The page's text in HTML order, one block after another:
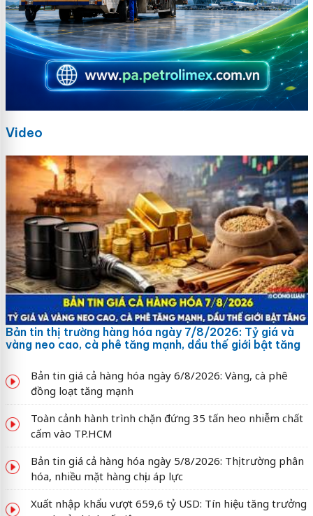
Video
Bản tin thị trường hàng hóa ngày 7/8/2026: Tỷ giá và
vàng neo cao, cà phê tăng mạnh, dầu thế giới bật tăng
Bản tin giá cả hàng hóa ngày 6/8/2026: Vàng, cà phê
đồng loạt tăng mạnh
Toàn cảnh hành trình chặn đứng 35 tấn heo nhiễm chất
cấm vào TP.HCM
Bản tin giá cả hàng hóa ngày 5/8/2026: Thị trường phân
hóa, nhiều mặt hàng chịu áp lực
Xuất nhập khẩu vượt 659,6 tỷ USD: Tín hiệu tăng trưởng